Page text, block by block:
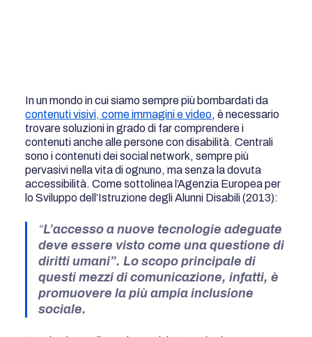
In un mondo in cui siamo sempre più bombardati da
contenuti visivi, come immagini e video, è necessario
trovare soluzioni in grado di far comprendere i
contenuti anche alle persone con disabilità. Centrali
sono i contenuti dei social network, sempre più
pervasivi nella vita di ognuno, ma senza la dovuta
accessibilità. Come sottolinea l’Agenzia Europea per
lo Sviluppo dell’Istruzione degli Alunni Disabili (2013):
“L’accesso a nuove tecnologie adeguate
deve essere visto come una questione di
diritti umani”. Lo scopo principale di
questi mezzi di comunicazione, infatti, è
promuovere la più ampia inclusione
sociale.